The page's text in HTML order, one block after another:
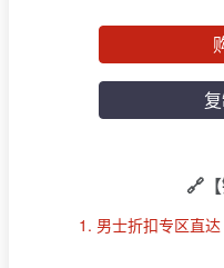
🔗
1. 男士折扣专区直达